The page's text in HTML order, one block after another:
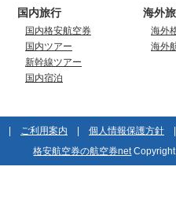
国内旅行
国内格安航空券
国内ツアー
新幹線ツアー
国内宿泊
海外
海外
海外
ご利用案内 個人情報保護方針
格安航空券の航空券net